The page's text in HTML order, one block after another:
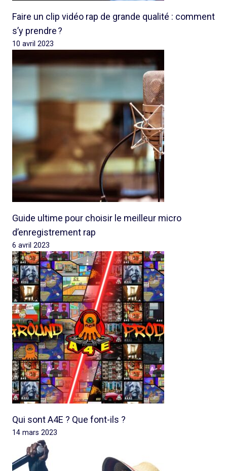
Faire un clip vidéo rap de grande qualité : comment
s’y prendre ?
10 avril 2023
Guide ultime pour choisir le meilleur micro
d’enregistrement rap
6 avril 2023
Qui sont A4E ? Que font-ils ?
14 mars 2023